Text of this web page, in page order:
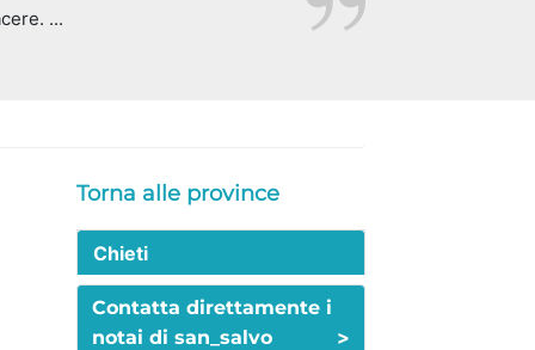
...
Torna alle province
Chieti
Contatta direttamente i
notai di san_salvo
>